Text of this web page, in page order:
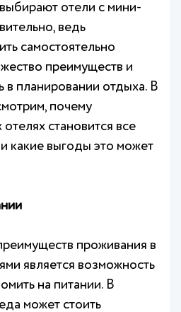
отели с мини-
ведь
самостоятельно
преимуществ и
в планировании отдыха. В
почему
становится все
какие выгоды это может
проживания в
является возможность
на питании. В
может стоить